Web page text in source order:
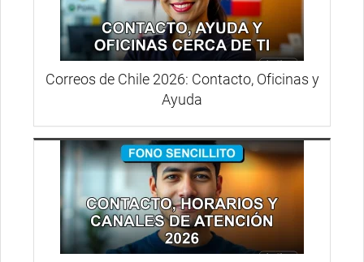
Correos de Chile 2026: Contacto, Oficinas y
Ayuda